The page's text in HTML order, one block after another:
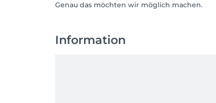
Genau das möchten wir möglich machen.
Information